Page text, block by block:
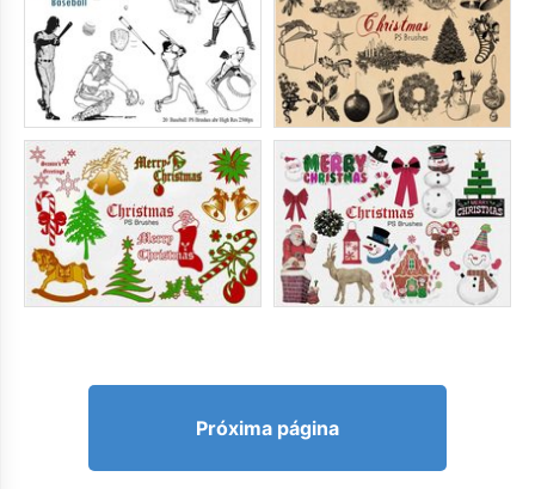
Próxima página